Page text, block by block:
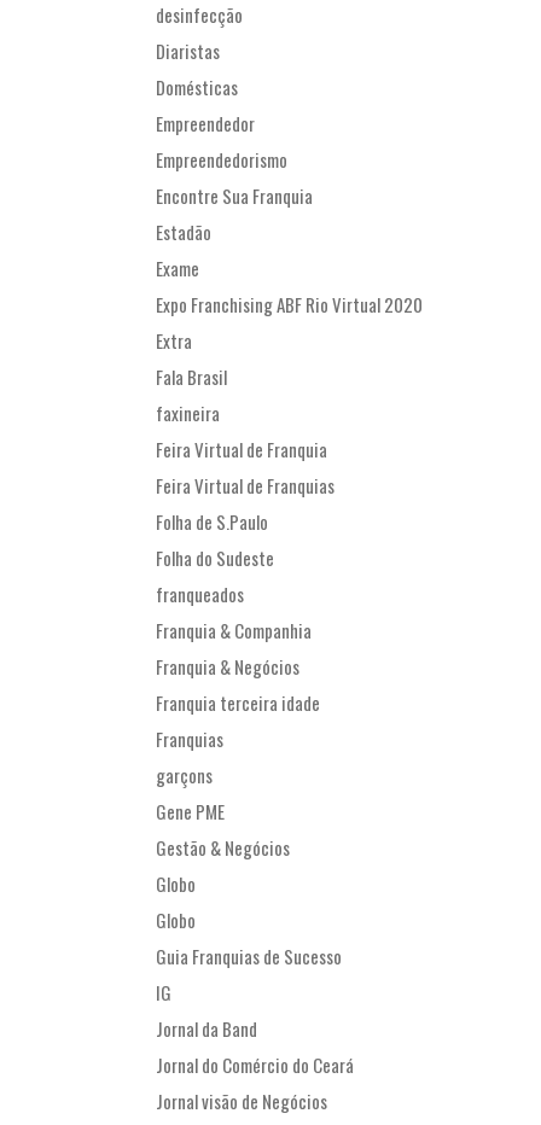
desinfecção
Diaristas
Domésticas
Empreendedor
Empreendedorismo
Encontre Sua Franquia
Estadão
Exame
Expo Franchising ABF Rio Virtual 2020
Extra
Fala Brasil
faxineira
Feira Virtual de Franquia
Feira Virtual de Franquias
Folha de S.Paulo
Folha do Sudeste
franqueados
Franquia & Companhia
Franquia & Negócios
Franquia terceira idade
Franquias
garçons
Gene PME
Gestão & Negócios
Globo
Globo
Guia Franquias de Sucesso
IG
Jornal da Band
Jornal do Comércio do Ceará
Jornal visão de Negócios